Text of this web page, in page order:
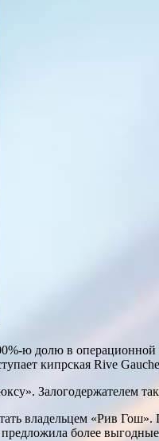
ю долю в
кипрская Rive
Залогодержателем
владельцем «Рив
более